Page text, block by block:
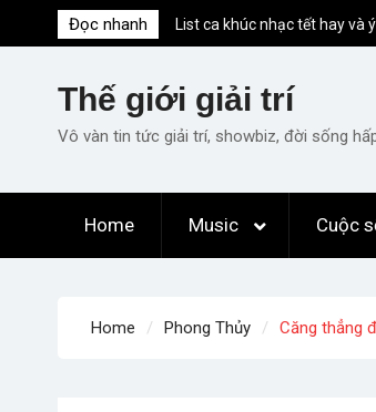
to
Đọc nhanh
List ca khúc nhạc tết hay và
mỗi dịp xuân về
comeback “ngoạn mục” với
Những ca khúc nhạc xuân
Lời bài hát Chúng Ta của
Tùng M-TP – Full lyrics bản
Thế giới giải trí
Vô vàn tin tức giải trí, showbiz, đời sống
Home Music Cuộc
Home Phong Thủy Căng thẳng